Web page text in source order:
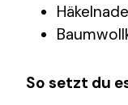
So setzt du